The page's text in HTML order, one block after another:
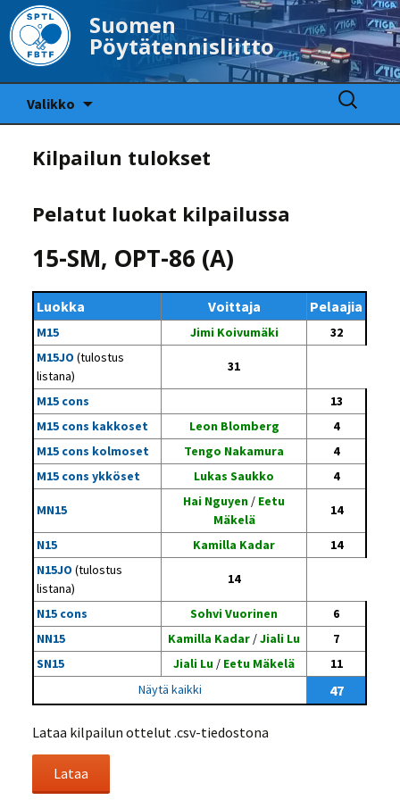
Suomen
Pöytätennisliitto
Valikko
Haku:
Kilpailun tulokset
Pelatut luokat kilpailussa
15-SM, OPT-86 (A)
Luokka Voittaja Pelaajia
M15 Jimi Koivumäki
32
M15JO (tulostus
listana)
31
M15 cons
13
M15 cons kakkoset
Leon Blomberg
4
M15 cons kolmoset
Tengo Nakamura
4
M15 cons ykköset
Lukas Saukko 4
MN15
Hai Nguyen / Eetu
Mäkelä
14
N15 Kamilla Kadar
14
N15JO (tulostus
listana)
14
N15 cons Sohvi Vuorinen
6
NN15
Kamilla Kadar /Jiali Lu
7
SN15
Jiali Lu / Eetu Mäkelä
11
Näytä kaikki
47
Lataa kilpailun ottelut .csv-tiedostona